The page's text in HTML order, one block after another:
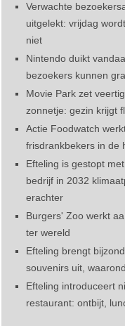
Verwachte
uitgelekt: vrijdag
niet
Nintendo duikt
bezoekers kunnen
Movie Park zet
zonnetje: gezin krijgt
Actie Foodwatch
frisdrankbekers in de
Efteling is gestopt
bedrijf in 2032
erachter
Burgers' Zoo werkt
ter wereld
Efteling brengt
souvenirs uit,
Efteling introduceert
restaurant: ontbijt,